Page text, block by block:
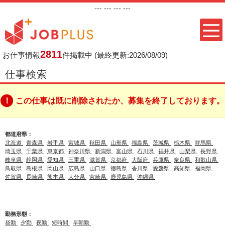
--- --- --- ---
お仕事情報2811件掲載中 (最終更新:2026/08/09)
仕事検索
この仕事は既に削除されたか、募集を終了しております。
都道府県：
北海道
青森県 岩手県 宮城県 秋田県 山形県 福島県 茨城県 栃木県
群馬県
埼玉県
千葉県 東京都 神奈川県 新潟県 富山県 石川県 福井県 山梨県
長野県
岐阜県
静岡県 愛知県 三重県 滋賀県 京都府 大阪府 兵庫県 奈良県
和歌山県
鳥取県
島根県 岡山県 広島県 山口県 徳島県 香川県 愛媛県 高知県
福岡県
佐賀県
長崎県 熊本県 大分県 宮崎県 鹿児島県 沖縄県
勤務形態：
昼勤
夕勤 夜勤 短時間 早朝勤